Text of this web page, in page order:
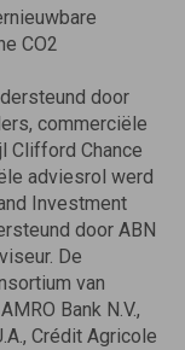
CO2
door
commerciële
Clifford Chance
adviesrol werd
Investment
door ABN
De
van
Bank N.V.,
Crédit Agricole